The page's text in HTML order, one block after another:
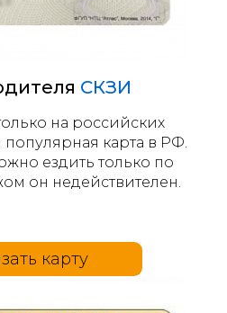
СКЗИ
на российских
популярная карта в РФ.
ездить только по
он недействителен.
карту